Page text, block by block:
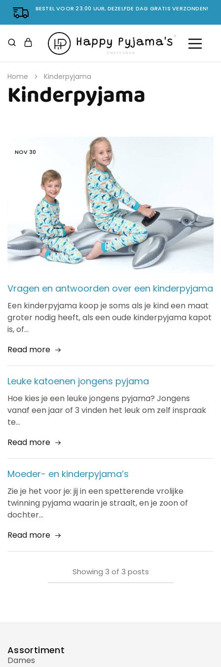
BESTEL VOOR 23.00 UUR, DEZELFDE DAG GRATIS VERZONDEN!
Home Kinderpyjama
Kinderpyjama
NOV30
Vragen en antwoorden over een kinderpyjama
Een kinderpyjama koop je soms als je kind een maat
groter nodig heeft, als een oude kinderpyjama kapot
is, of…
Read more
Leuke katoenen jongens pyjama
Hoe kies je een leuke jongens pyjama? Jongens
vanaf een jaar of 3 vinden het leuk om zelf inspraak
te…
Read more
Moeder- en kinderpyjama’s
Zie je het voor je: jij in een spetterende vrolijke
twinning pyjama waarin je straalt, en je zoon of
dochter…
Read more
Showing 3 of 3 posts
Assortiment
Dames